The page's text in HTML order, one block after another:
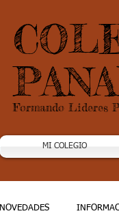
Formando Lideres
MI COLEGIO
NOVEDADES